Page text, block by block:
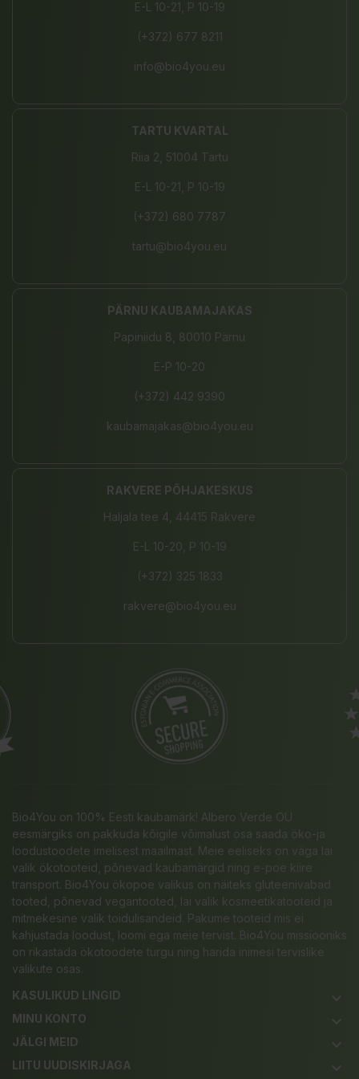
E-L 10-21, P 10-19
(+372) 677 8211
info@bio4you.eu
TARTU KVARTAL
Riia 2, 51004 Tartu
E-L 10-21, P 10-19
(+372) 680 7787
tartu@bio4you.eu
PÄRNU KAUBAMAJAKAS
Papiniidu 8, 80010 Pärnu
E-P 10-20
(+372) 442 9390
kaubamajakas@bio4you.eu
RAKVERE PÕHJAKESKUS
Haljala tee 4, 44415 Rakvere
E-L 10-20, P 10-19
(+372) 325 1833
rakvere@bio4you.eu
Bio4You on 100% Eesti kaubamärk! Albero Verde OÜ
eesmärgiks on pakkuda kõigile võimalust osa saada öko-ja
loodustoodete imelisest maailmast. Meie eeliseks on väga lai
valik ökotooteid, põnevad kaubamärgid ning e-poe kiire
transport. Bio4You ökopoe valikus on näiteks gluteenivabad
tooted, põnevad vegantooted, lai valik kosmeetikatooteid ja
mitmekesine valik toidulisandeid. Pakume tooteid mis ei
kahjustada loodust, loomi ega meie tervist. Bio4You missiooniks
on rikastada ökotoodete turgu ning harida inimesi tervislike
valikute osas.
KASULIKUD LINGID
keyboard_arrow_down
MINU KONTO keyboard_arrow_down
JÄLGI MEID keyboard_arrow_down
LIITU UUDISKIRJAGA keyboard_arrow_down